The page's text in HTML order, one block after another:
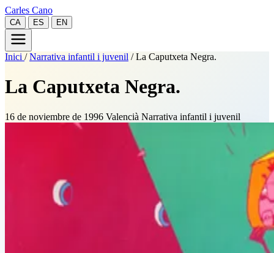
Carles Cano
CA ES EN
Inici / Narrativa infantil i juvenil / La Caputxeta Negra.
La Caputxeta Negra.
16 de noviembre de 1996 Valencià Narrativa infantil i juvenil